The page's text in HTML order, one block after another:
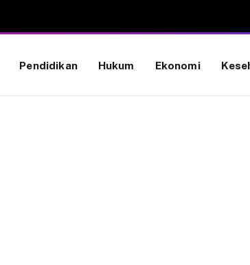
Pendidikan Hukum Ekonomi